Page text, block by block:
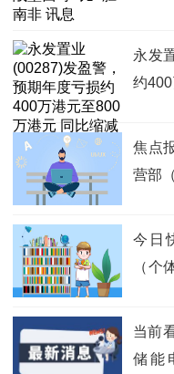
永发
约
焦点
营部
今日
（个
当前
储能